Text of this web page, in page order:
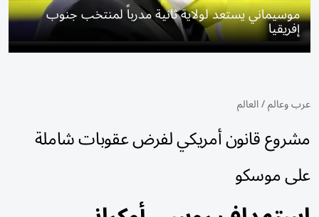
موسيماني يستعد لولاية ثانية مدرباً لمنتخب جنوب
إفريقيا
عرب وعالم/العالم
مشروع قانون أمريكي لفرض عقوبات شاملة
على موسكو